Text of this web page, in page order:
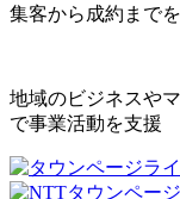
集客から成約まで
地域のビジネスや
で事業活動を支援